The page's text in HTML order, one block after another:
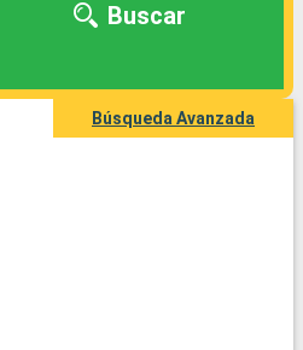
Buscar
Búsqueda Avanzada